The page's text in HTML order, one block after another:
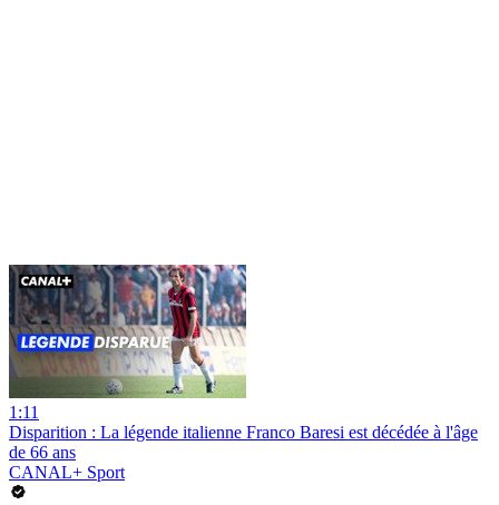
1:11
Disparition : La légende italienne Franco Baresi est décédée à l'âge
de 66 ans
CANAL+ Sport